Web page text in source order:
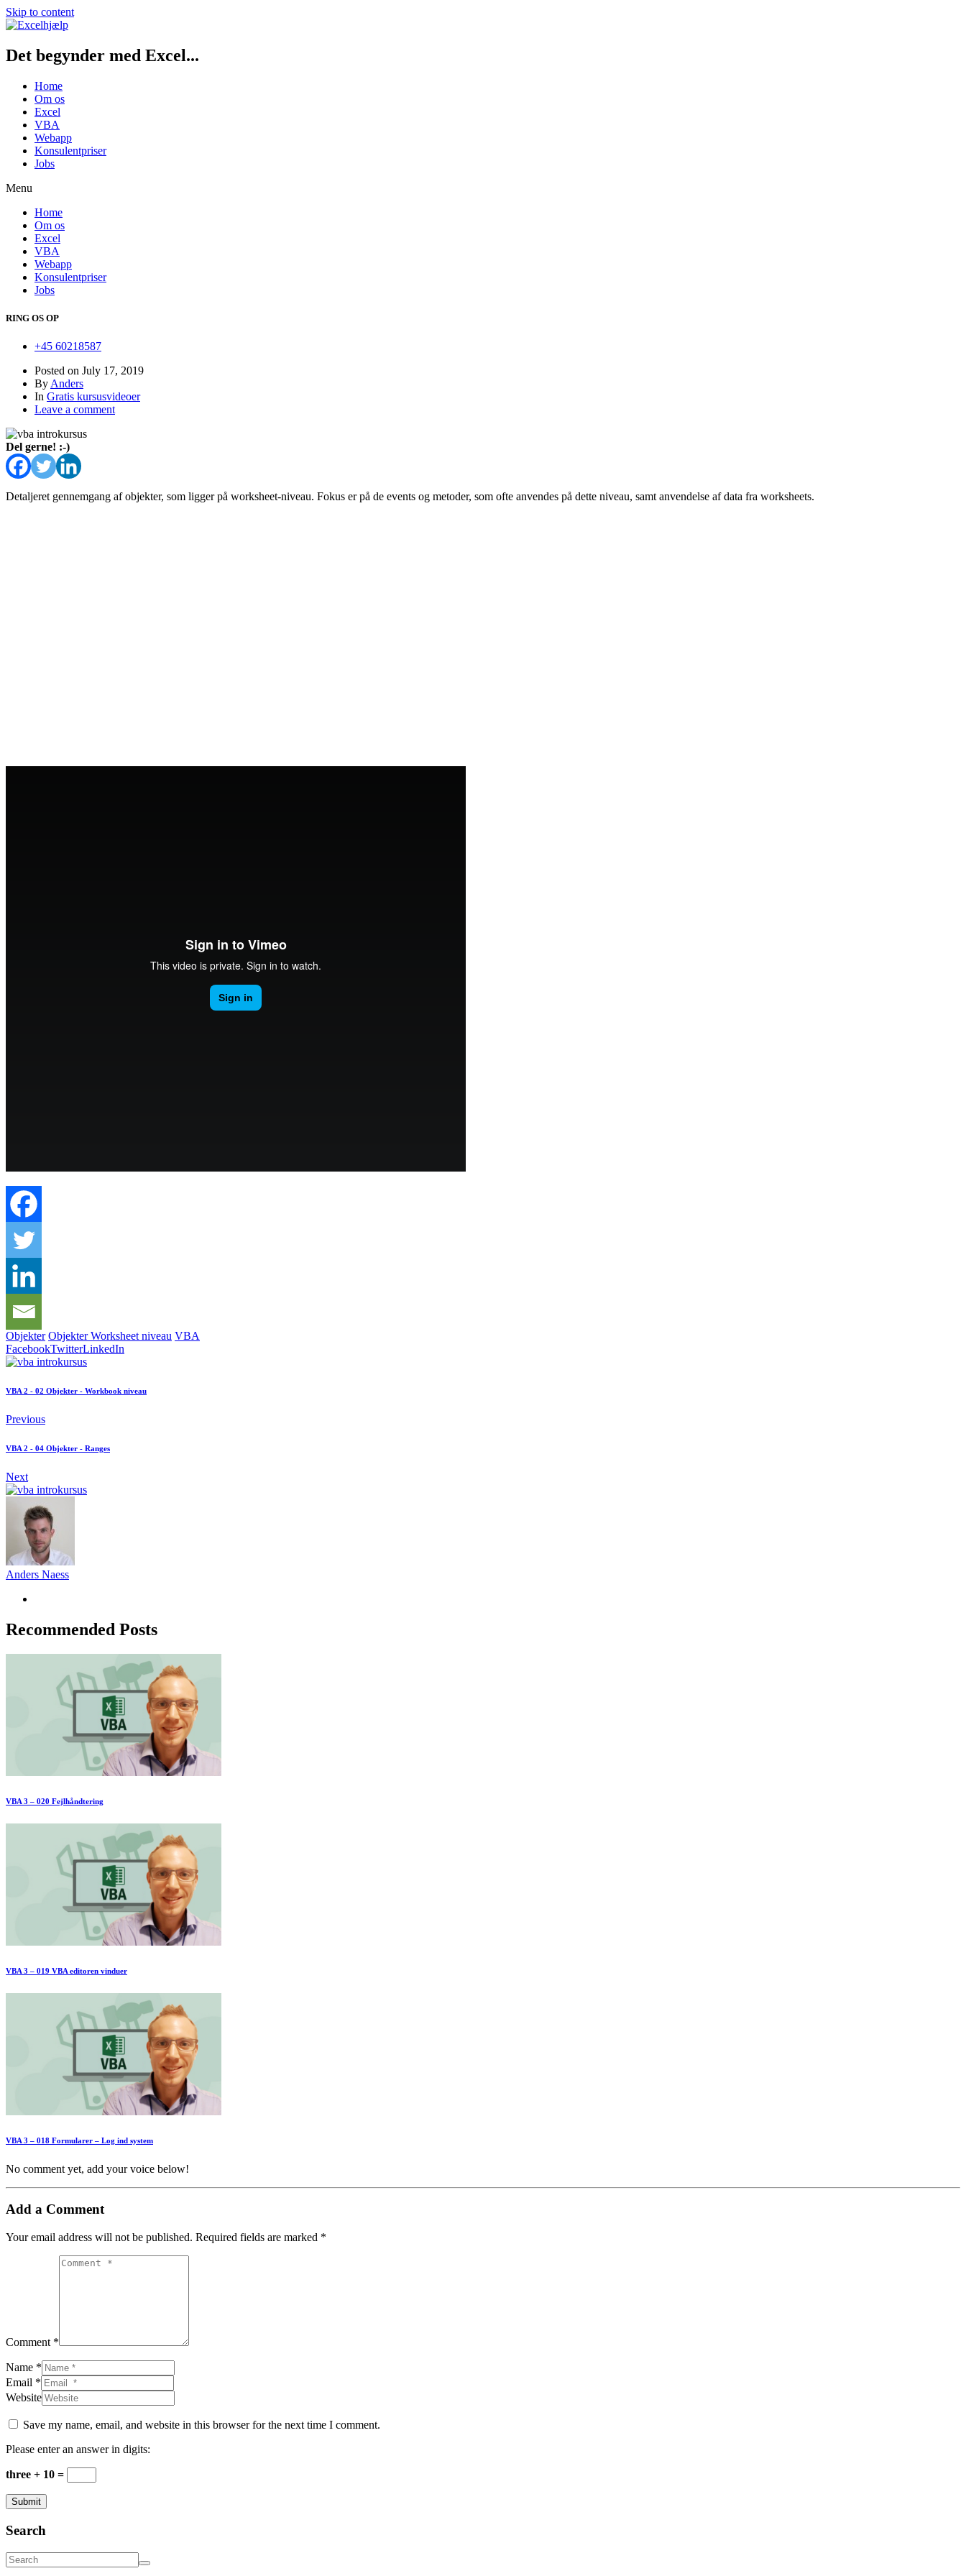
Skip to content
Det begynder med Excel...
Home
Om os
Excel
VBA
Webapp
Konsulentpriser
Jobs
Menu
Home
Om os
Excel
VBA
Webapp
Konsulentpriser
Jobs
RING OS OP
+45 60218587
Posted on July 17, 2019
By Anders
In Gratis kursusvideoer
Leave a comment
Del gerne! :-)
Detaljeret gennemgang af objekter, som ligger på worksheet-niveau. Fokus er på de events og metoder, som ofte anvendes på dette niveau, samt anvendelse af data fra worksheets.
Objekter Objekter Worksheet niveau VBA
FacebookTwitterLinkedIn
VBA 2 - 02 Objekter - Workbook niveau
Previous
VBA 2 - 04 Objekter - Ranges
Next
Anders Naess
Recommended Posts
VBA 3 – 020 Fejlhåndtering
VBA 3 – 019 VBA editoren vinduer
VBA 3 – 018 Formularer – Log ind system
No comment yet, add your voice below!
Add a Comment
Your email address will not be published. Required fields are marked *
Comment *
Name *
Email *
Website
Save my name, email, and website in this browser for the next time I comment.
Please enter an answer in digits:
three + 10 =
Submit
Search